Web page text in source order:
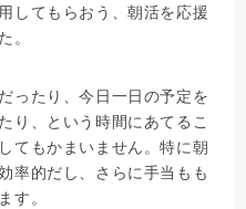
してもらおう、朝活を応援
。
ったり、今日一日の予定を
り、という時間にあてるこ
てもかまいません。特に朝
率的だし、さらに手当もも
す。